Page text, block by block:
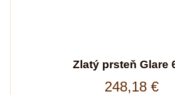
Zlatý prsteň Glare
248,18 €